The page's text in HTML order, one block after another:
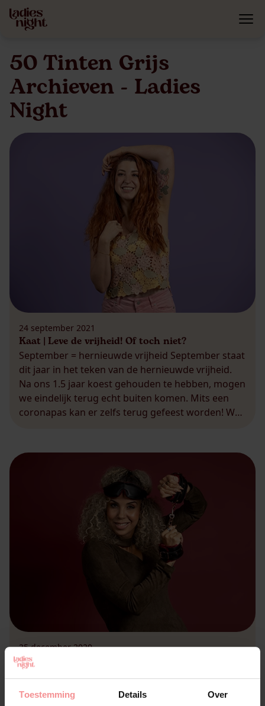
Toestemming Details Over
50 Tinten Grijs
Archieven - Ladies
Night
24 september 2021
Kaat | Leve de vrijheid! Of toch niet?
September = hernieuwde vrijheid September staat
dit jaar in het teken van de hernieuwde vrijheid.
Na ons 1.5 jaar koest gehouden te hebben, mogen
we eindelijk terug echt buiten komen. Mits een
coronapas kan er zelfs terug gefeest worden! Wat
een consulentenmeeting gehad. […]
25 december 2020
Mijn bondage avontuur
dikke zucht stop ik de sleutels in het slot na een
lange avonddienst. Ik zie dat er geen licht meer